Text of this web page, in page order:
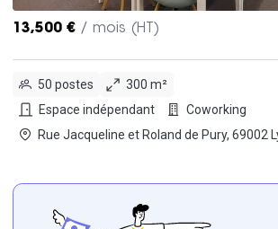
13,500 € / mois (HT)
50 postes
300 m²
Espace indépendant
Coworking
Rue Jacqueline et Roland de